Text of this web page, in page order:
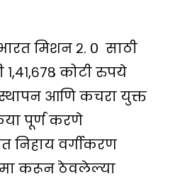
मिशन २. ० साठी
१,४१,६७८ कोटी रुपये
आणि कचरा युक्त
पूर्ण करणे
निहाय वर्गीकरण
करून ठेवलेल्या